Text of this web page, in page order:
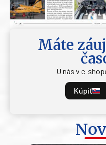
Máte
U nás v e-
Kúpiť